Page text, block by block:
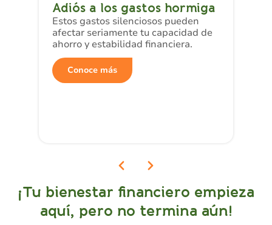
Adiós a los gastos hormiga
Estos gastos silenciosos pueden
afectar seriamente tu capacidad de
ahorro y estabilidad financiera.
Conoce más
¡Tu bienestar financiero empieza
aquí, pero no termina aún!